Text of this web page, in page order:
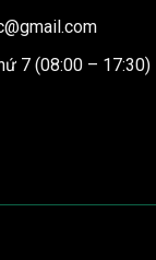
7 (08:00 – 17:30)